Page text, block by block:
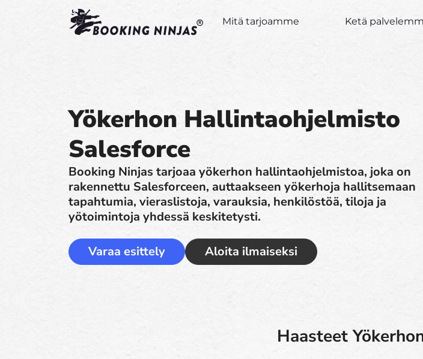
Mitä tarjoamme Ketä
Yökerhon Hallintaohjelmisto
Salesforce
Booking Ninjas tarjoaa yökerhon hallintaohjelmistoa, joka on
rakennettu Salesforceen, auttaakseen yökerhoja hallitsemaan
tapahtumia, vieraslistoja, varauksia, henkilöstöä, tiloja ja
yötoimintoja yhdessä keskitetysti.
Varaa esittely Aloita ilmaiseksi
Haasteet